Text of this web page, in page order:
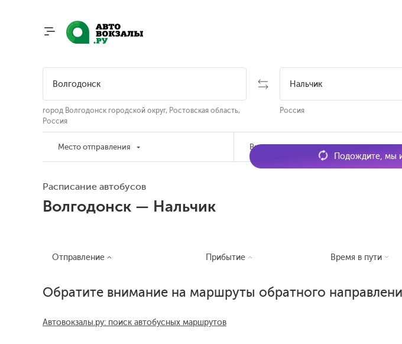
город Волгодонск городской округ, Ростовская область,
Россия
Россия
Место отправления Время отправления
Расписание автобусов
Волгодонск — Нальчик
Подождите, мы
Отправление Прибытие Время в пути
Обратите внимание на маршруты обратного
Автовокзалы.ру: поиск автобусных маршрутов